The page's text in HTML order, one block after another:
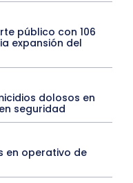
público con 106
expansión del
dolosos en
seguridad
en operativo de